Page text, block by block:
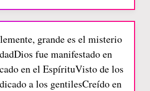
grande es el misterio
fue manifestado en
en el EspírituVisto de los
a los gentilesCreído en